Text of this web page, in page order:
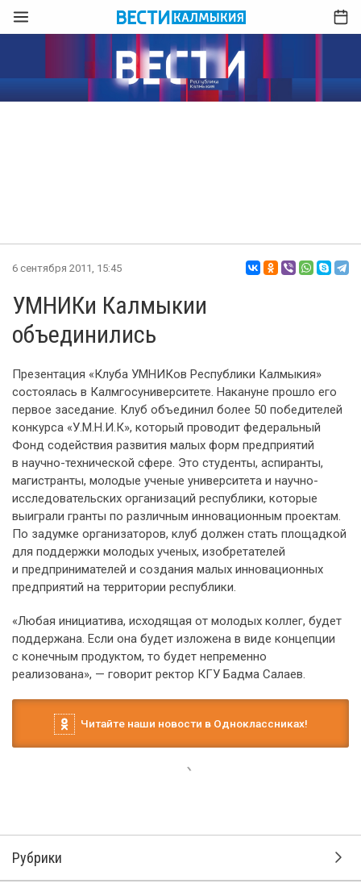
6 сентября 2011, 15:45
УМНИКи Калмыкии
объединились
Презентация «Клуба УМНИКов Республики Калмыкия»
состоялась в Калмгосуниверситете. Накануне прошло его
первое заседание. Клуб объединил более 50 победителей
конкурса «У.М.Н.И.К», который проводит федеральный
Фонд содействия развития малых форм предприятий
в научно-технической сфере. Это студенты, аспиранты,
магистранты, молодые ученые университета и научно-
исследовательских организаций республики, которые
выиграли гранты по различным инновационным проектам.
По задумке организаторов, клуб должен стать площадкой
для поддержки молодых ученых, изобретателей
и предпринимателей и создания малых инновационных
предприятий на территории республики.
«Любая инициатива, исходящая от молодых коллег, будет
поддержана. Если она будет изложена в виде концепции
с конечным продуктом, то будет непременно
реализована», — говорит ректор КГУ Бадма Салаев.
Читайте наши новости в Одноклассниках!
Рубрики